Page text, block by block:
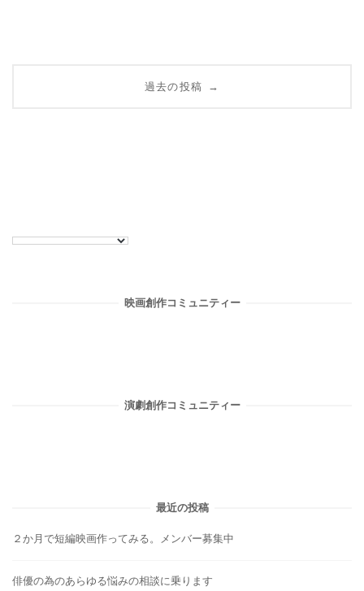
ー
過去の投稿 →
映画創作コミュニティー
演劇創作コミュニティー
最近の投稿
２か月で短編映画作ってみる。メンバー募集中
俳優の為のあらゆる悩みの相談に乗ります